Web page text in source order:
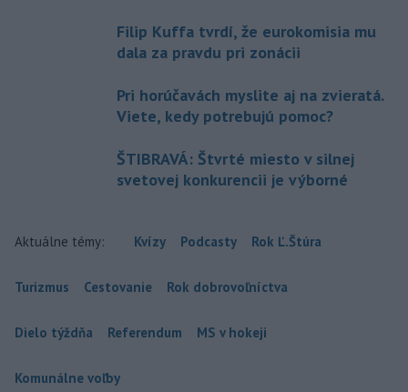
Filip Kuffa tvrdí, že eurokomisia mu
dala za pravdu pri zonácii
Pri horúčavách myslite aj na zvieratá.
Viete, kedy potrebujú pomoc?
ŠTIBRAVÁ: Štvrté miesto v silnej
svetovej konkurencii je výborné
Aktuálne témy: Kvízy Podcasty Rok Ľ.Štúra
Turizmus Cestovanie Rok dobrovoľníctva
Dielo týždňa Referendum MS v hokeji
Komunálne voľby